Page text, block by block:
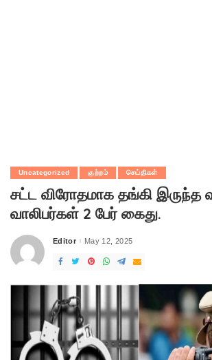
Uncategorized குற்றம் செய்திகள்
சட்ட விரோதமாக தங்கி இருந்த
வாலிபர்கள் 2 பேர் கைது.
Posted
Editor May 12, 2025